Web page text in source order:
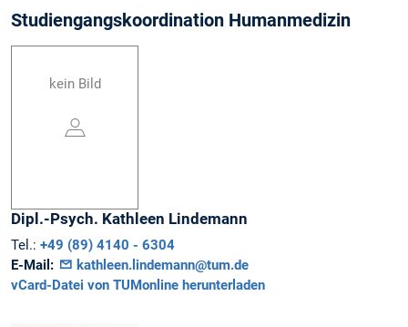
Studiengangskoordination Humanmedizin
kein Bild
Dipl.-Psych. Kathleen Lindemann
Tel.: +49 (89) 4140 - 6304
E-Mail:
kathleen.lindemann@tum.de
vCard-Datei von TUMonline herunterladen